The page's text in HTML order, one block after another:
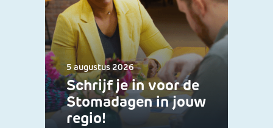
5 augustus 2026
Schrijf je in voor de
Stomadagen in jouw
regio!